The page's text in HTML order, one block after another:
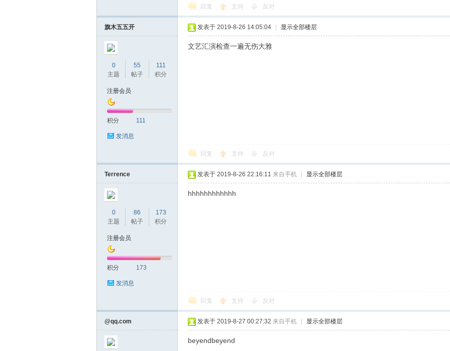
论
回复 支持 反对
旗木五五开
0
主题
55
帖子
111
积分
注册会员
积分 111
发消息
发表于 2019-8-26 14:05:04 显示全部楼层
文艺汇演检查一遍无伤大雅
回复 支持 反对
Terrence
0
主题
86
帖子
173
积分
注册会员
积分 173
发消息
发表于 2019-8-26 22:16:11 来自手机 显示全部楼层
hhhhhhhhhhhh
回复 支持 反对
@qq.com 发表于 2019-8-27 00:27:32 来自手机 显示全部楼层
beyendbeyend